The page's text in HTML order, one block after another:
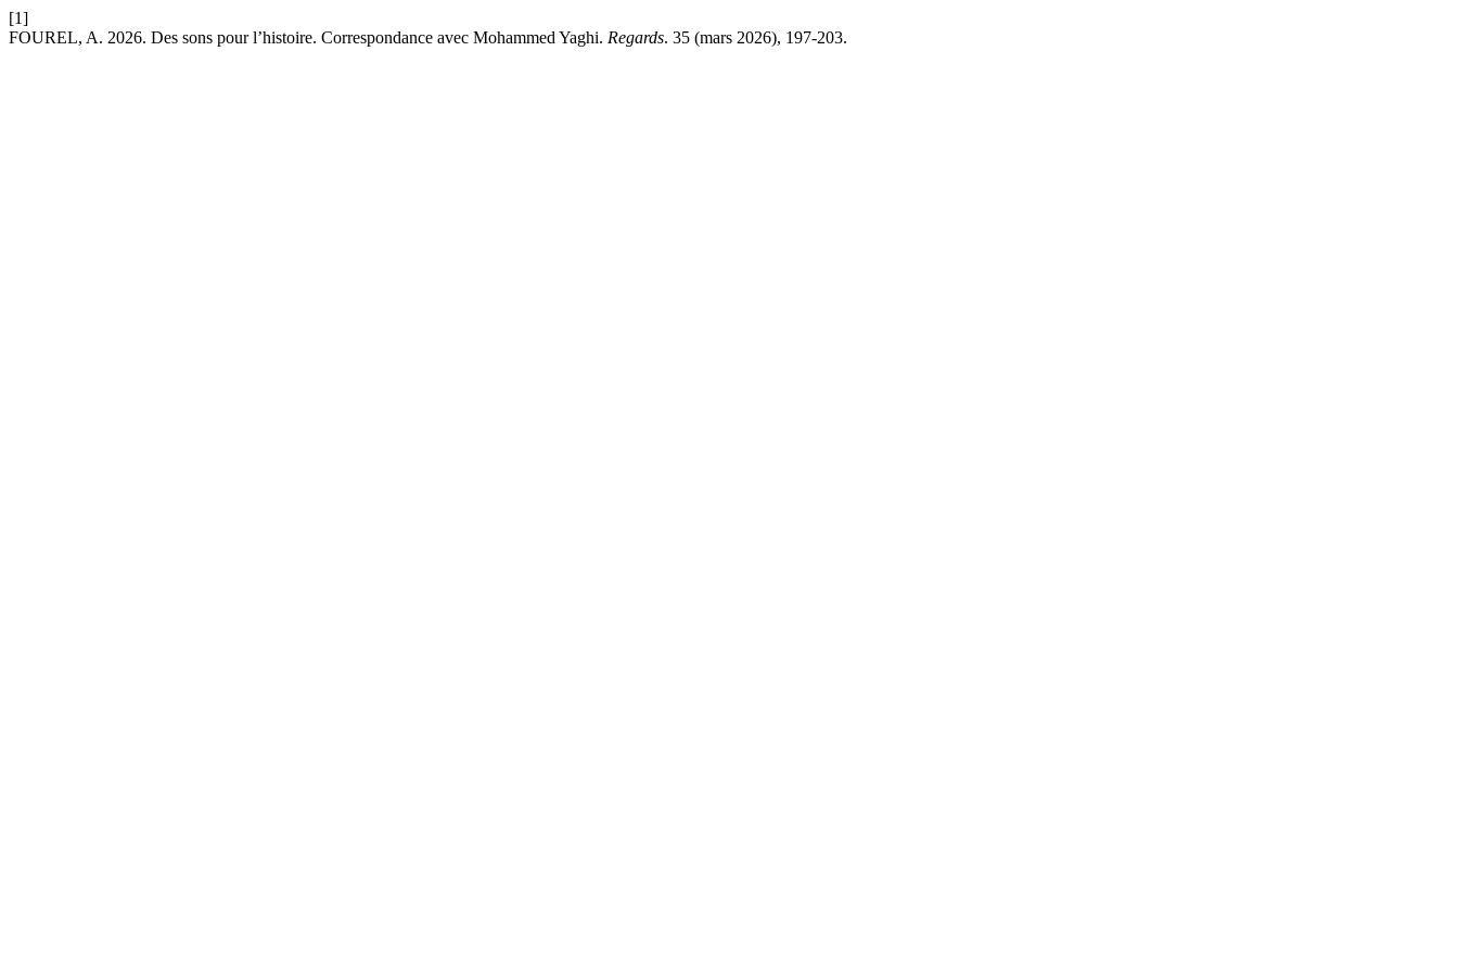
[1]
FOUREL, A. 2026. Des sons pour l’histoire. Correspondance avec Mohammed Yaghi. Regards. 35 (mars 2026), 197-203.